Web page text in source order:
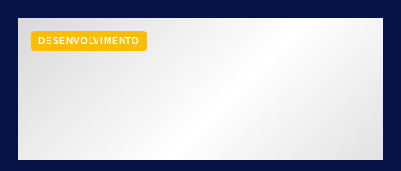
DESENVOLVIMENTO